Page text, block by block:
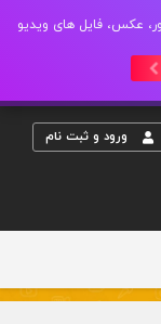
طرح لایه باز، وکتور، عکس، فایل های ویدیو
ورود و ثبت نام